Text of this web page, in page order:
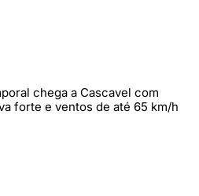
chega a Cascavel com
forte e ventos de até 65 km/h